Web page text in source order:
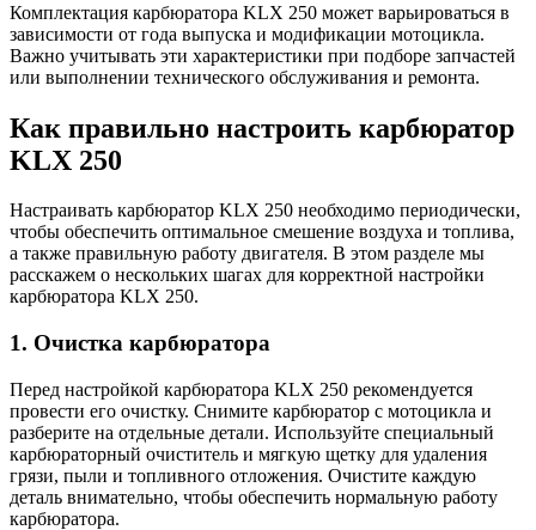
Комплектация карбюратора KLX 250 может варьироваться в
зависимости от года выпуска и модификации мотоцикла.
Важно учитывать эти характеристики при подборе запчастей
или выполнении технического обслуживания и ремонта.
Как правильно настроить карбюратор
KLX 250
Настраивать карбюратор KLX 250 необходимо периодически,
чтобы обеспечить оптимальное смешение воздуха и топлива,
а также правильную работу двигателя. В этом разделе мы
расскажем о нескольких шагах для корректной настройки
карбюратора KLX 250.
1. Очистка карбюратора
Перед настройкой карбюратора KLX 250 рекомендуется
провести его очистку. Снимите карбюратор с мотоцикла и
разберите на отдельные детали. Используйте специальный
карбюраторный очиститель и мягкую щетку для удаления
грязи, пыли и топливного отложения. Очистите каждую
деталь внимательно, чтобы обеспечить нормальную работу
карбюратора.